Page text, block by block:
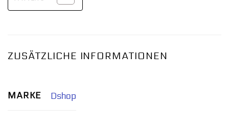
ZUSÄTZLICHE INFORMATIONEN
MARKE Dshop